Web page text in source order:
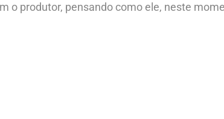
o produtor, pensando como ele, neste